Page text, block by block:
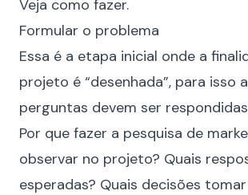
Veja como fazer.
Formular o problema
Essa é a etapa inicial onde a
projeto é “desenhada”, para isso
perguntas devem ser
Por que fazer a pesquisa de
observar no projeto? Quais
esperadas? Quais decisões